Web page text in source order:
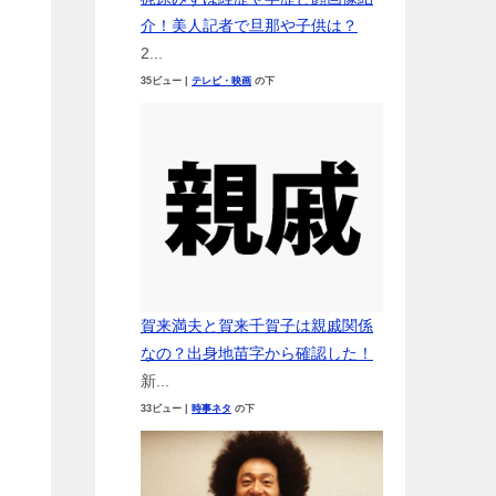
介！美人記者で旦那や子供は？
2...
35ビュー テレビ・映画 の下
賀来満夫と賀来千賀子は親戚関係
なの？出身地苗字から確認した！
新...
33ビュー 時事ネタ の下